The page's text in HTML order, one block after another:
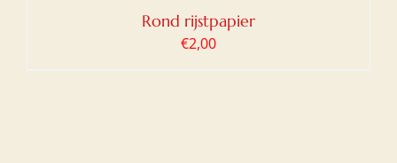
Rond rijstpapier
€2,00